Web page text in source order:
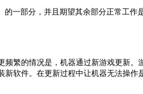
部分，并且期望其余部分正常工作
繁的情况是，机器通过新游戏更新。
软件。在更新过程中让机器无法操作